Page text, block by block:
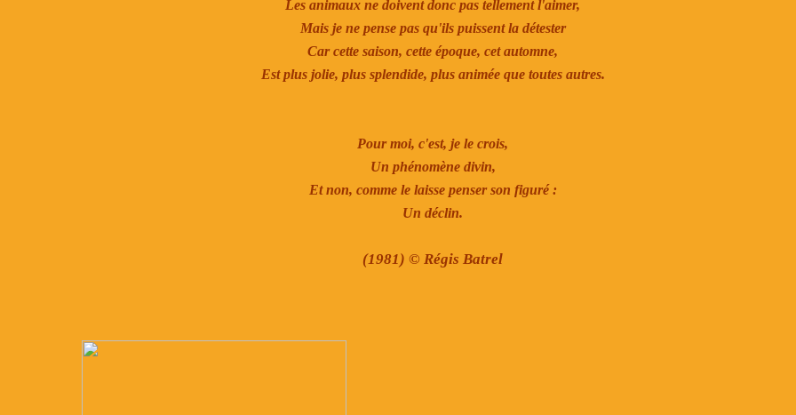
Les animaux ne doivent donc pas tellement l'aimer,
Mais je ne pense pas qu'ils puissent la détester
Car cette saison, cette époque, cet automne,
Est plus jolie, plus splendide, plus animée que toutes autres.
Pour moi, c'est, je le crois,
Un phénomène divin,
Et non, comme le laisse penser son figuré :
Un déclin.
(1981) © Régis Batrel